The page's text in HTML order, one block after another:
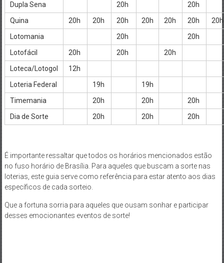
Dupla Sena
20h
20h
Quina
20h 20h 20h 20h 20h 20h
20h
Lotomania
20h
20h
Lotofácil
20h 20h
20h
Loteca/Lotogol
12h
Loteria Federal
19h
19h
Timemania
20h 20h
20h
Dia de Sorte
20h 20h 20h
É importante ressaltar que todos os horários mencionados estão
no fuso horário de Brasília. Para aqueles que buscam a sorte nas
loterias, este guia serve como referência para estar atento aos dias
específicos de cada sorteio.
Que a fortuna sorria para aqueles que ousam sonhar e participar
desses emocionantes eventos de sorte!